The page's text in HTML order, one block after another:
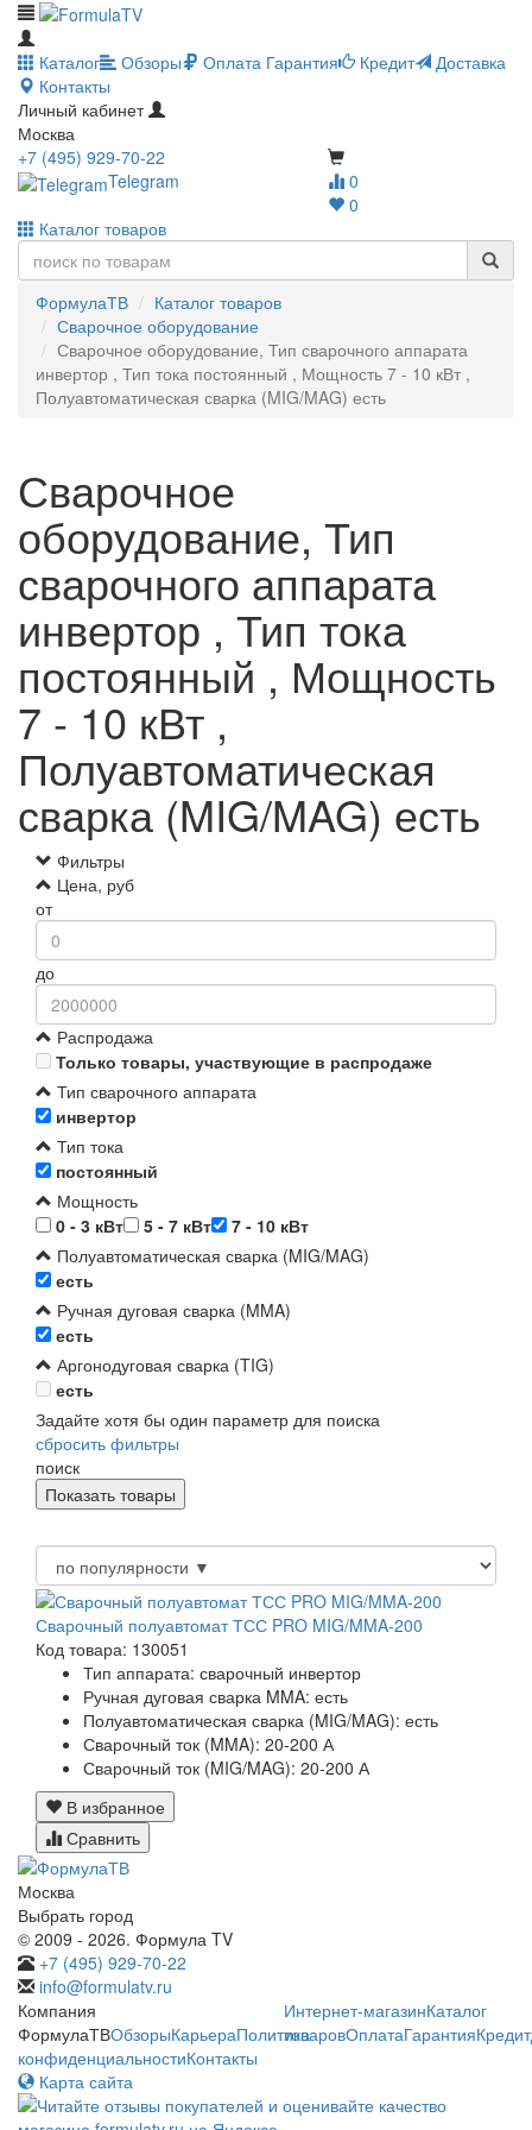
Каталог Обзоры Оплата Гарантия Кредит
Доставка
Контакты
Личный кабинет
Москва
0
0
+7 (495) 929-70-22
Telegram
Каталог товаров
ФормулаТВ
Каталог товаров
Сварочное оборудование
Сварочное оборудование, Тип сварочного аппарата
инвертор , Тип тока постоянный , Мощность 7 - 10 кВт ,
Полуавтоматическая сварка (MIG/MAG) есть
Сварочное
оборудование, Тип
сварочного аппарата
инвертор , Тип тока
постоянный , Мощность
7 - 10 кВт ,
Полуавтоматическая
сварка (MIG/MAG) есть
Фильтры
Цена, руб
от
до
Распродажа
Только товары, участвующие в распродаже
Тип сварочного аппарата
инвертор
Тип тока
постоянный
Мощность
0 - 3 кВт
5 - 7 кВт
7 - 10 кВт
Полуавтоматическая сварка (MIG/MAG)
есть
Ручная дуговая сварка (MMA)
есть
Аргонодуговая сварка (TIG)
есть
Задайте хотя бы один параметр для поиска
сбросить фильтры
поиск
Сварочный полуавтомат ТСС PRO MIG/MMA-200
Код товара: 130051
Тип аппарата: сварочный инвертор
Ручная дуговая сварка MMA: есть
Полуавтоматическая сварка (MIG/MAG): есть
Сварочный ток (MMA): 20-200 А
Сварочный ток (MIG/MAG): 20-200 А
В избранное
Сравнить
Москва
Выбрать город
© 2009 - 2026. Формула TV
+7 (495) 929-70-22
info@formulatv.ru
Компания
ФормулаТВОбзорыКарьераПолитика
конфиденциальностиКонтакты
Интернет-магазинКаталог
товаровОплатаГарантияКредит
Карта сайта